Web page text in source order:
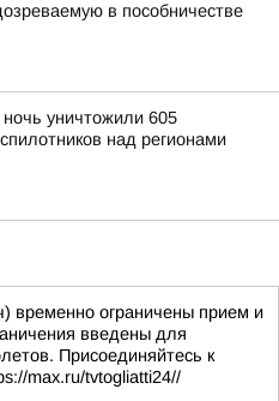
в пособничестве
уничтожили 605
над регионами
временно ограничены прием и
введены для
Присоединяйтесь к
max.ru/tvtogliatti24//